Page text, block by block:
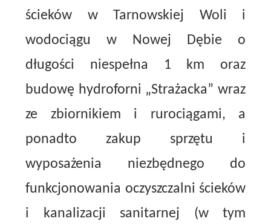
ścieków w Tarnowskiej Woli i
wodociągu w Nowej Dębie o
długości niespełna 1 km oraz
budowę hydroforni „Strażacka” wraz
ze zbiornikiem i rurociągami, a
ponadto zakup sprzętu i
wyposażenia niezbędnego do
funkcjonowania oczyszczalni ścieków
i kanalizacji sanitarnej (w tym